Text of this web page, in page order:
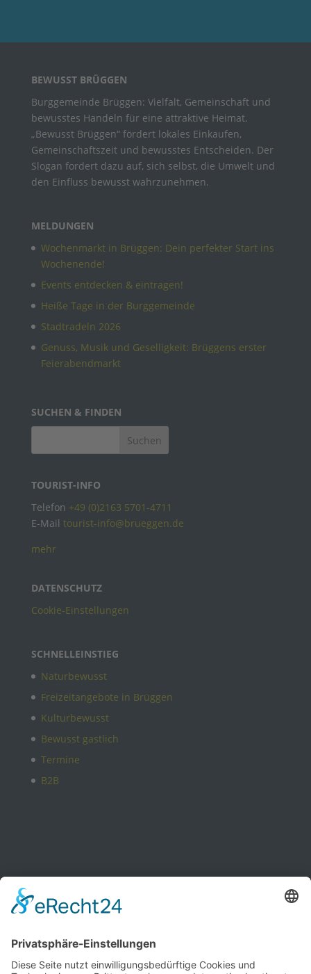
BEWUSST BRÜGGEN
Burggemeinde Brüggen: Vielfalt, Gemeinschaft und
bewusstes Handeln für eine attraktive Heimat.
„Bewusst Brüggen“ fördert lokales Einkaufen,
Gemeinschaftszeit und bewusstes Entscheiden. Der
Slogan fordert dazu auf, sich selbst, die Umwelt und
den Einfluss bewusst wahrzunehmen.
MELDUNGEN
Wochenmarkt in Brüggen: Dein perfekter Start ins
Wochenende!
Events entdecken & eintragen!
Heiße Tage in der Burggemeinde
Stadtradeln 2026
Genuss, Musik und Geselligkeit: Brüggens erster
Feierabendmarkt
SUCHEN & FINDEN
TOURIST-INFO
Telefon +49 (0)2163 5701-4711
E-Mail tourist-info@brueggen.de
mehr
DATENSCHUTZ
Cookie-Einstellungen
SCHNELLEINSTIEG
Naturbewusst
Freizeitangebote in Brüggen
Kulturbewusst
Bewusst gastlich
Termine
B2B